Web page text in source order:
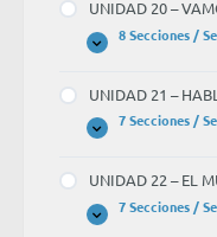
EL
VAMOS
DE
TIENDAS
UNIDAD 20 –
Expandir
UNIDAD
VAMOS
A
COCINAR
8 Secciones /
UNIDAD 21 –
Expandir
UNIDAD
HABLAMOS
DE
POLÍTICA
7 Secciones /
UNIDAD 22 – EL
Expandir
UNIDAD
7 Secciones /